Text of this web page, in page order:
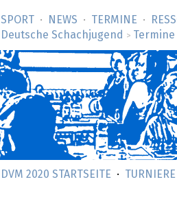
SPORT NEWS TERMINE
Deutsche Schachjugend
> Termine
DVM 2020 STARTSEITE TURNIERE